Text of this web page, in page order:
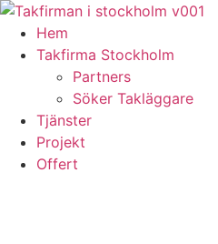
Skip
content
Hem
Takfirma Stockholm
Partners
Söker Takläggare
Tjänster
Projekt
Offert